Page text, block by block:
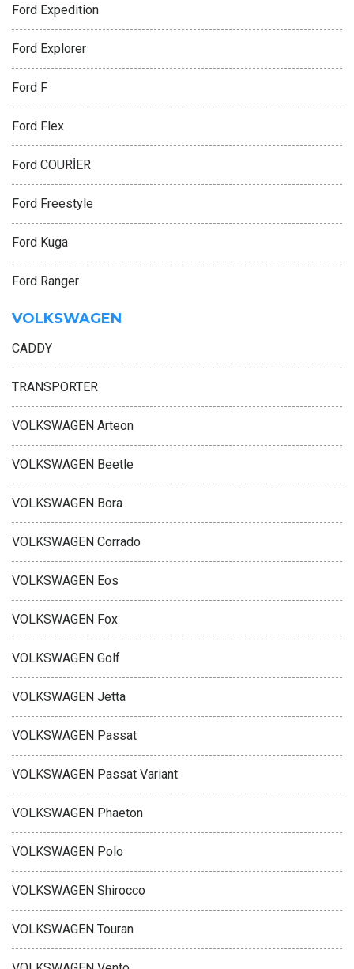
Ford Expedition
Ford Explorer
Ford F
Ford Flex
Ford COURİER
Ford Freestyle
Ford Kuga
Ford Ranger
VOLKSWAGEN
CADDY
TRANSPORTER
VOLKSWAGEN Arteon
VOLKSWAGEN Beetle
VOLKSWAGEN Bora
VOLKSWAGEN Corrado
VOLKSWAGEN Eos
VOLKSWAGEN Fox
VOLKSWAGEN Golf
VOLKSWAGEN Jetta
VOLKSWAGEN Passat
VOLKSWAGEN Passat Variant
VOLKSWAGEN Phaeton
VOLKSWAGEN Polo
VOLKSWAGEN Shirocco
VOLKSWAGEN Touran